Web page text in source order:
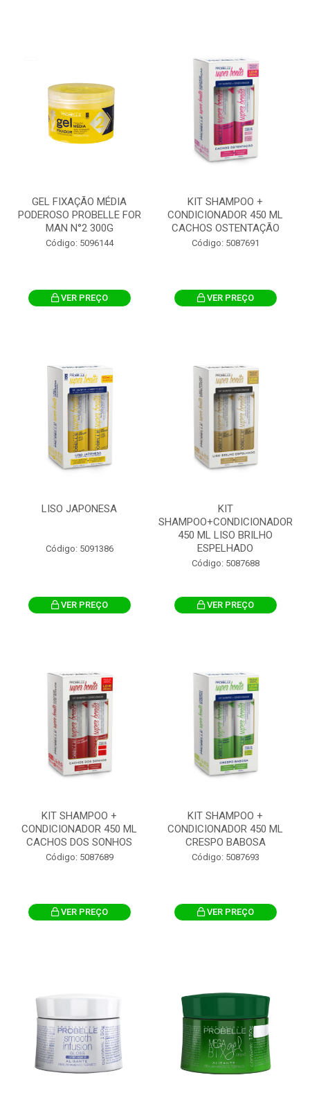
GEL FIXAÇÃO MÉDIA
PODEROSO PROBELLE FOR
MAN N°2 300G
Código: 5096144
VER PREÇO
KIT SHAMPOO +
CONDICIONADOR 450 ML
CACHOS OSTENTAÇÃO
Código: 5087691
VER PREÇO
LISO JAPONESA
Código: 5091386
VER PREÇO
KIT
SHAMPOO+CONDICIONADOR
450 ML LISO BRILHO
ESPELHADO
Código: 5087688
VER PREÇO
KIT SHAMPOO +
CONDICIONADOR 450 ML
CACHOS DOS SONHOS
Código: 5087689
VER PREÇO
KIT SHAMPOO +
CONDICIONADOR 450 ML
CRESPO BABOSA
Código: 5087693
VER PREÇO